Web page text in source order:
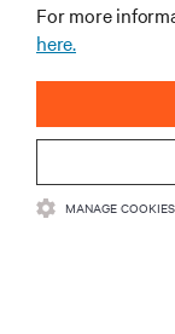
For more
here.
MANAGE COOKIES